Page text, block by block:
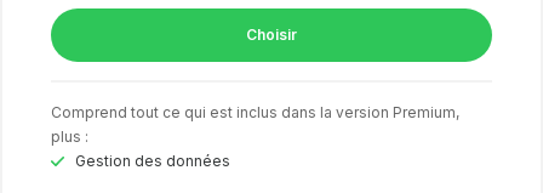
Choisir
Comprend tout ce qui est inclus dans la version Premium,
plus :
Gestion des données